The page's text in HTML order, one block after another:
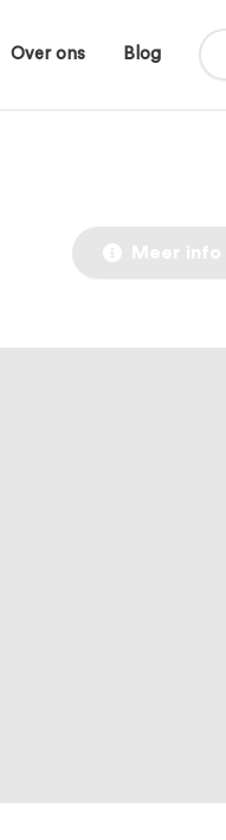
Over ons Blog
Meer